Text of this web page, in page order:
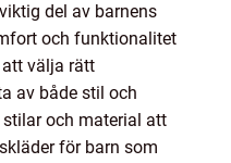
del av barnens
och funktionalitet
att välja rätt
av både stil och
och material att
för barn som